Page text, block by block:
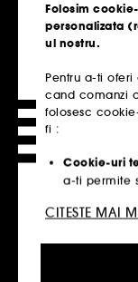
Pagina de start
Cele mai
Descoperă
momentului.
Hidratant &
Folosim
personalizata
ul nostru.
Pentru a-ti
cand comanzi
folosesc
fi :
Cookie-uri
a-ti permite
ului.
Cookie-
CITESTE MAI